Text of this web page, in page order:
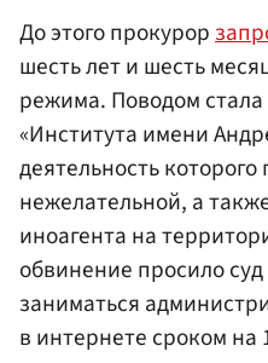
До этого прокурор
шесть лет и шесть
режима. Поводом
«Института имени
деятельность
нежелательной, а
иноагента на
обвинение просило
заниматься
в интернете сроком на